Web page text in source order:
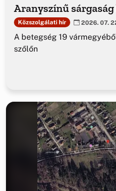
Aranyszínű sárgaság
Közszolgálati hír 2026. 07.
A betegség 19
szőlőn